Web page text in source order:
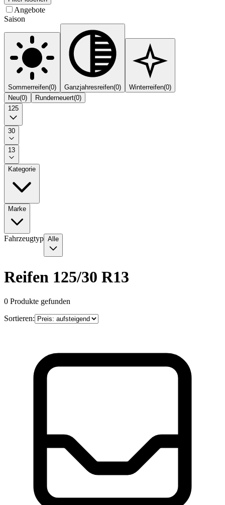
Angebote
Saison
Sommerreifen(0) Ganzjahresreifen(0) Winterreifen(0)
Neu(0) Runderneuert(0)
125
30
13
Kategorie
Marke
Fahrzeugtyp Alle
Reifen 125/30 R13
0 Produkte gefunden
Sortieren: